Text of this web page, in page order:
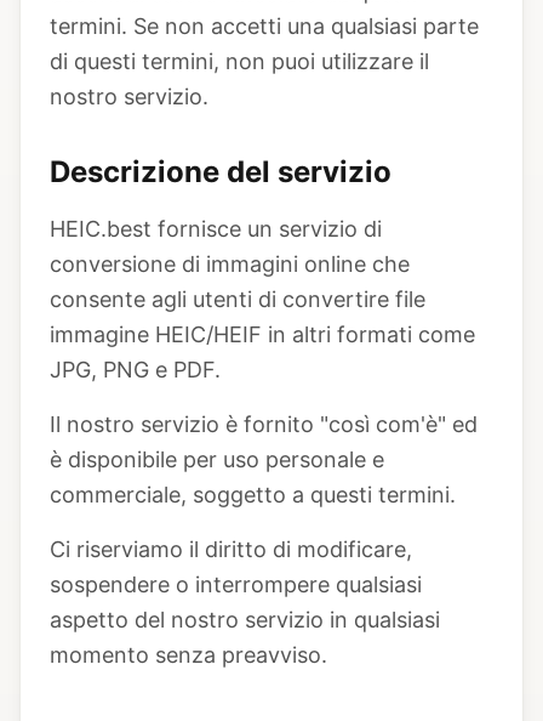
termini. Se non accetti una qualsiasi parte
di questi termini, non puoi utilizzare il
nostro servizio.
Descrizione del servizio
HEIC.best fornisce un servizio di
conversione di immagini online che
consente agli utenti di convertire file
immagine HEIC/HEIF in altri formati come
JPG, PNG e PDF.
Il nostro servizio è fornito "così com'è" ed
è disponibile per uso personale e
commerciale, soggetto a questi termini.
Ci riserviamo il diritto di modificare,
sospendere o interrompere qualsiasi
aspetto del nostro servizio in qualsiasi
momento senza preavviso.